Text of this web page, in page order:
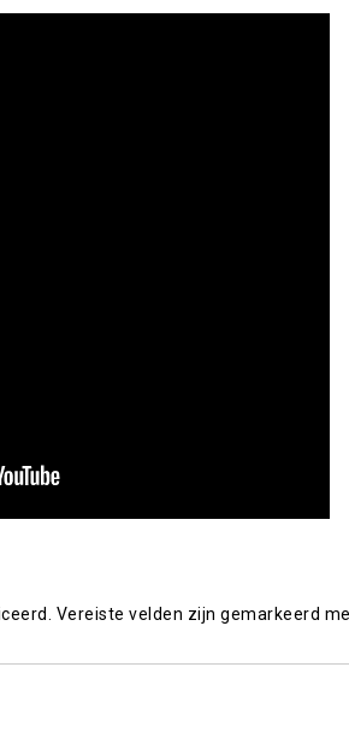
Vereiste velden zijn gemarkeerd